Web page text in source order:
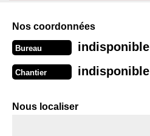
Nos coordonnées
Bureau indisponible
Chantier indisponible
Nous localiser